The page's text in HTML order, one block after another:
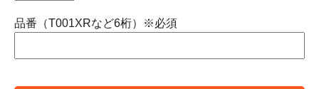
品番（T001XRなど6桁）※必須